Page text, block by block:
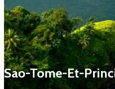
Sao-Tome-Et-